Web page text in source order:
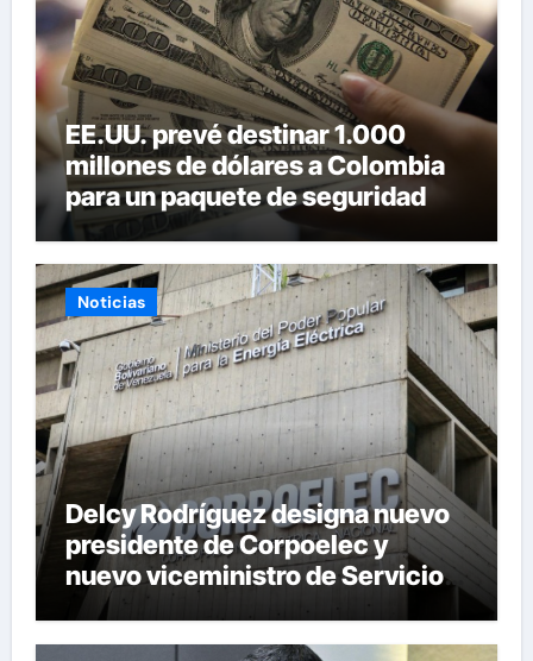
EE.UU. prevé destinar 1.000
millones de dólares a Colombia
para un paquete de seguridad
Noticias
Delcy Rodríguez designa nuevo
presidente de Corpoelec y
nuevo viceministro de Servicios
Eléctricos